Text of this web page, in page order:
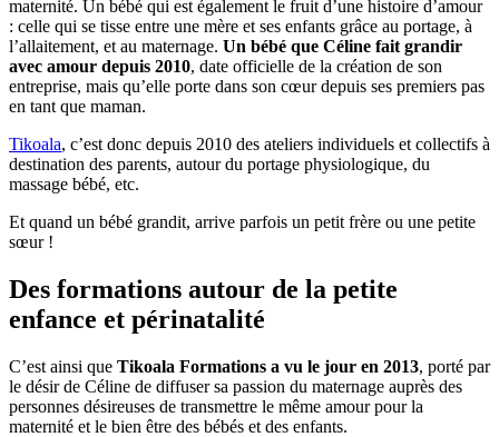
maternité. Un bébé qui est également le fruit d’une histoire d’amour
: celle qui se tisse entre une mère et ses enfants grâce au portage, à
l’allaitement, et au maternage. Un bébé que Céline fait grandir
avec amour depuis 2010, date officielle de la création de son
entreprise, mais qu’elle porte dans son cœur depuis ses premiers pas
en tant que maman.
Tikoala, c’est donc depuis 2010 des ateliers individuels et collectifs à
destination des parents, autour du portage physiologique, du
massage bébé, etc.
Et quand un bébé grandit, arrive parfois un petit frère ou une petite
sœur !
Des formations autour de la petite
enfance et périnatalité
C’est ainsi que Tikoala Formations a vu le jour en 2013, porté par
le désir de Céline de diffuser sa passion du maternage auprès des
personnes désireuses de transmettre le même amour pour la
maternité et le bien être des bébés et des enfants.